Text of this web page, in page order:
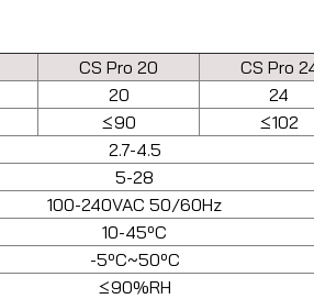
CS Pro 20 CS Pro
20 24
≤90 ≤102
2.7-4.5
5-28
100-240VAC 50/60Hz
10-45ºC
-5ºC~50ºC
≤90%RH